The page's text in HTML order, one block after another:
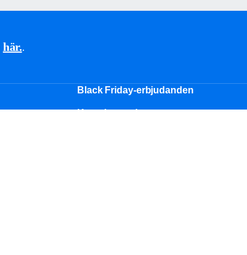
här..
Black Friday-erbjudanden
Korta kryssningar